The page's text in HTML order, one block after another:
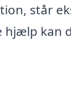
står
kan